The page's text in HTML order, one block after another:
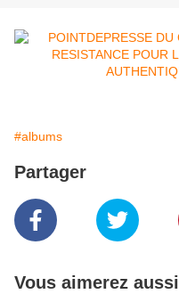
#albums
Partager
Vous aimerez aussi